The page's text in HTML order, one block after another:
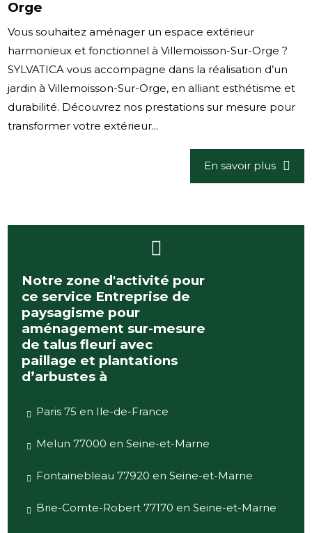
Orge
Vous souhaitez aménager un espace extérieur
harmonieux et fonctionnel à Villemoisson-Sur-Orge ?
SYLVATICA vous accompagne dans la réalisation d’un
jardin à Villemoisson-Sur-Orge, en alliant esthétisme et
durabilité. Découvrez nos prestations sur mesure pour
transformer votre extérieur...
En savoir plus
Notre zone d'activité pour
ce service Entreprise de
paysagisme pour
aménagement sur-mesure
de talus fleuri avec
paillage et plantations
d’arbustes à
Paris 75 en Ile-de-France
Melun 77000 en Seine-et-Marne
Fontainebleau 77920 en Seine-et-Marne
Brie-Comte-Robert 77170 en Seine-et-Marne